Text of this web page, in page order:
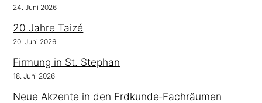
24. Juni 2026
20 Jahre Taizé
20. Juni 2026
Firmung in St. Stephan
18. Juni 2026
Neue Akzente in den Erdkunde‑Fachräumen